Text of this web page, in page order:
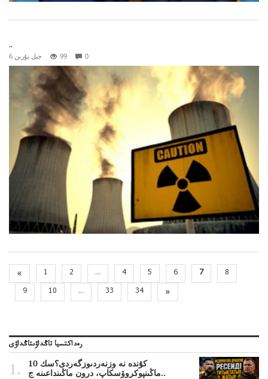
..
6 جىل بۇرىن 99 0
« 1 2 ... 4 5 6 7
8
9
10 ... 33 34 »
رەداكتسيا تاڭداۋىتاڭداۋى
10 كۇندە نە وزنەردىوزگەردى؟سك
ماڭىنپوكروۆسكاپ، درون ماڭىنداعىنە ج..